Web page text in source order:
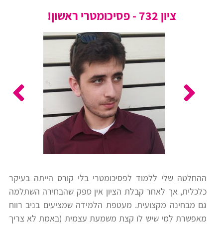
לפסיכומטרי
מידע
כללי
בחינות
הכנה
לצה"ל
וחטיבות
ביניים
ציון 732 - פסיכומטרי ראשון!
ההחלטה שלי ללמוד לפסיכומטרי בלי קורס הייתה בעיקר
כלכלית, אך לאחר קבלת הציון אין ספק שהבחירה השתלמה
גם מבחינה מקצועית. מעטפת הלמידה שמציעים בניב רווח
מאפשרת למי שיש לו קצת משמעת עצמית (באמת לא צריך